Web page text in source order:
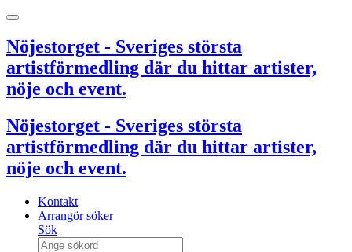
Nöjestorget - Sveriges största
artistförmedling där du hittar artister,
nöje och event.
Nöjestorget - Sveriges största
artistförmedling där du hittar artister,
nöje och event.
Kontakt
Arrangör söker
Sök